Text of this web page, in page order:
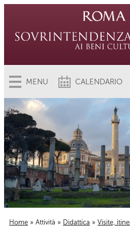
MENU CALENDARIO
Home » Attività » Didattica » Visite,